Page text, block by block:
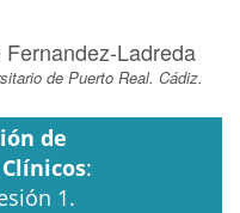
Fernandez-Ladreda
de Puerto Real. Cádiz.
de
:
1.